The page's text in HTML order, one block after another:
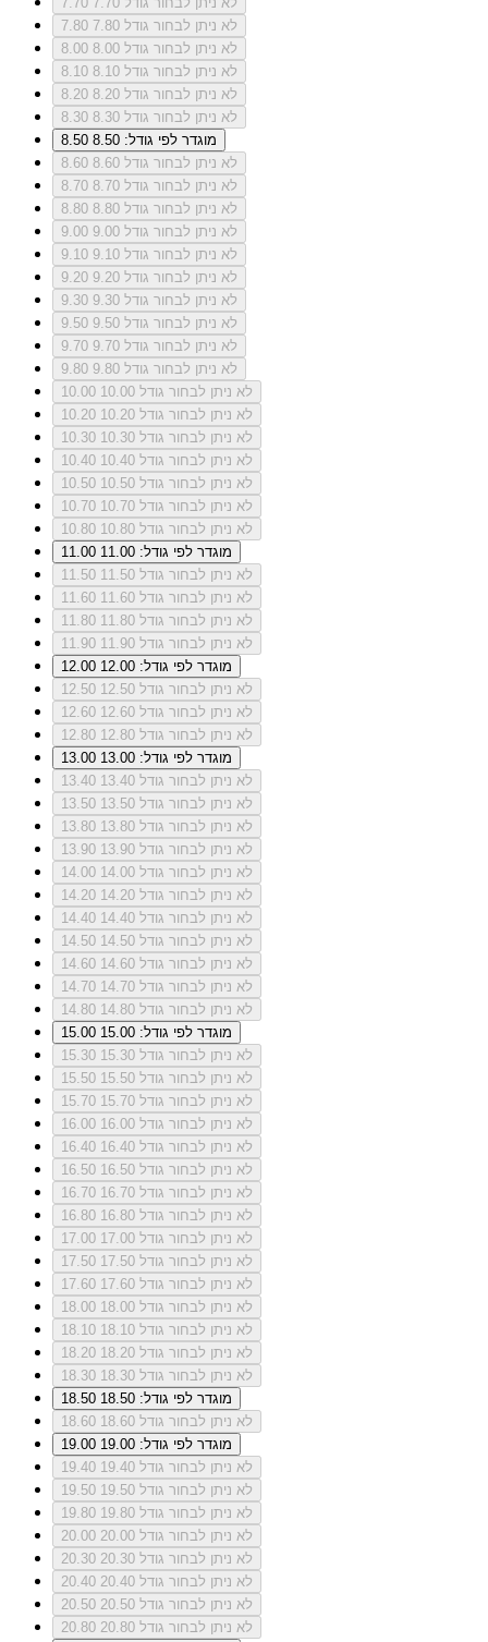
7.80
לא ניתן לבחור גודל 7.80
8.00
לא ניתן לבחור גודל 8.00
8.10
לא ניתן לבחור גודל 8.10
8.20
לא ניתן לבחור גודל 8.20
8.30
לא ניתן לבחור גודל 8.30
8.50
מוגדר לפי גודל: 8.50
8.60
לא ניתן לבחור גודל 8.60
8.70
לא ניתן לבחור גודל 8.70
8.80
לא ניתן לבחור גודל 8.80
9.00
לא ניתן לבחור גודל 9.00
9.10
לא ניתן לבחור גודל 9.10
9.20
לא ניתן לבחור גודל 9.20
9.30
לא ניתן לבחור גודל 9.30
9.50
לא ניתן לבחור גודל 9.50
9.70
לא ניתן לבחור גודל 9.70
9.80
לא ניתן לבחור גודל 9.80
10.00
לא ניתן לבחור גודל 10.00
10.20
לא ניתן לבחור גודל 10.20
10.30
לא ניתן לבחור גודל 10.30
10.40
לא ניתן לבחור גודל 10.40
10.50
לא ניתן לבחור גודל 10.50
10.70
לא ניתן לבחור גודל 10.70
10.80
לא ניתן לבחור גודל 10.80
11.00
מוגדר לפי גודל: 11.00
11.50
לא ניתן לבחור גודל 11.50
11.60
לא ניתן לבחור גודל 11.60
11.80
לא ניתן לבחור גודל 11.80
11.90
לא ניתן לבחור גודל 11.90
12.00
מוגדר לפי גודל: 12.00
12.50
לא ניתן לבחור גודל 12.50
12.60
לא ניתן לבחור גודל 12.60
12.80
לא ניתן לבחור גודל 12.80
13.00
מוגדר לפי גודל: 13.00
13.40
לא ניתן לבחור גודל 13.40
13.50
לא ניתן לבחור גודל 13.50
13.80
לא ניתן לבחור גודל 13.80
13.90
לא ניתן לבחור גודל 13.90
14.00
לא ניתן לבחור גודל 14.00
14.20
לא ניתן לבחור גודל 14.20
14.40
לא ניתן לבחור גודל 14.40
14.50
לא ניתן לבחור גודל 14.50
14.60
לא ניתן לבחור גודל 14.60
14.70
לא ניתן לבחור גודל 14.70
14.80
לא ניתן לבחור גודל 14.80
15.00
מוגדר לפי גודל: 15.00
15.30
לא ניתן לבחור גודל 15.30
15.50
לא ניתן לבחור גודל 15.50
15.70
לא ניתן לבחור גודל 15.70
16.00
לא ניתן לבחור גודל 16.00
16.40
לא ניתן לבחור גודל 16.40
16.50
לא ניתן לבחור גודל 16.50
16.70
לא ניתן לבחור גודל 16.70
16.80
לא ניתן לבחור גודל 16.80
17.00
לא ניתן לבחור גודל 17.00
17.50
לא ניתן לבחור גודל 17.50
17.60
לא ניתן לבחור גודל 17.60
18.00
לא ניתן לבחור גודל 18.00
18.10
לא ניתן לבחור גודל 18.10
18.20
לא ניתן לבחור גודל 18.20
18.30
לא ניתן לבחור גודל 18.30
18.50
מוגדר לפי גודל: 18.50
18.60
לא ניתן לבחור גודל 18.60
19.00
מוגדר לפי גודל: 19.00
19.40
לא ניתן לבחור גודל 19.40
19.50
לא ניתן לבחור גודל 19.50
19.80
לא ניתן לבחור גודל 19.80
20.00
לא ניתן לבחור גודל 20.00
20.30
לא ניתן לבחור גודל 20.30
20.40
לא ניתן לבחור גודל 20.40
20.50
לא ניתן לבחור גודל 20.50
20.80
לא ניתן לבחור גודל 20.80